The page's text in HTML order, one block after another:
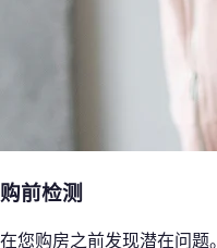
购前检测
在您购房之前发现潜在问题。